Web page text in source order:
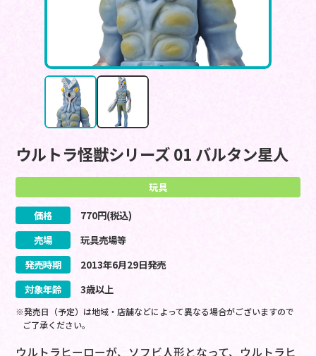
ウルトラ怪獣シリーズ 01 バルタン星人
玩具
価格 770円(税込)
売場
玩具売場等
発売時期
2013年6月29日発売
対象年齢
3歳以上
※発売日（予定）は地域・店舗などによって異なる場合がございますので
ご了承ください。
ウルトラヒーローが、ソフビ人形となって、ウルトラヒ